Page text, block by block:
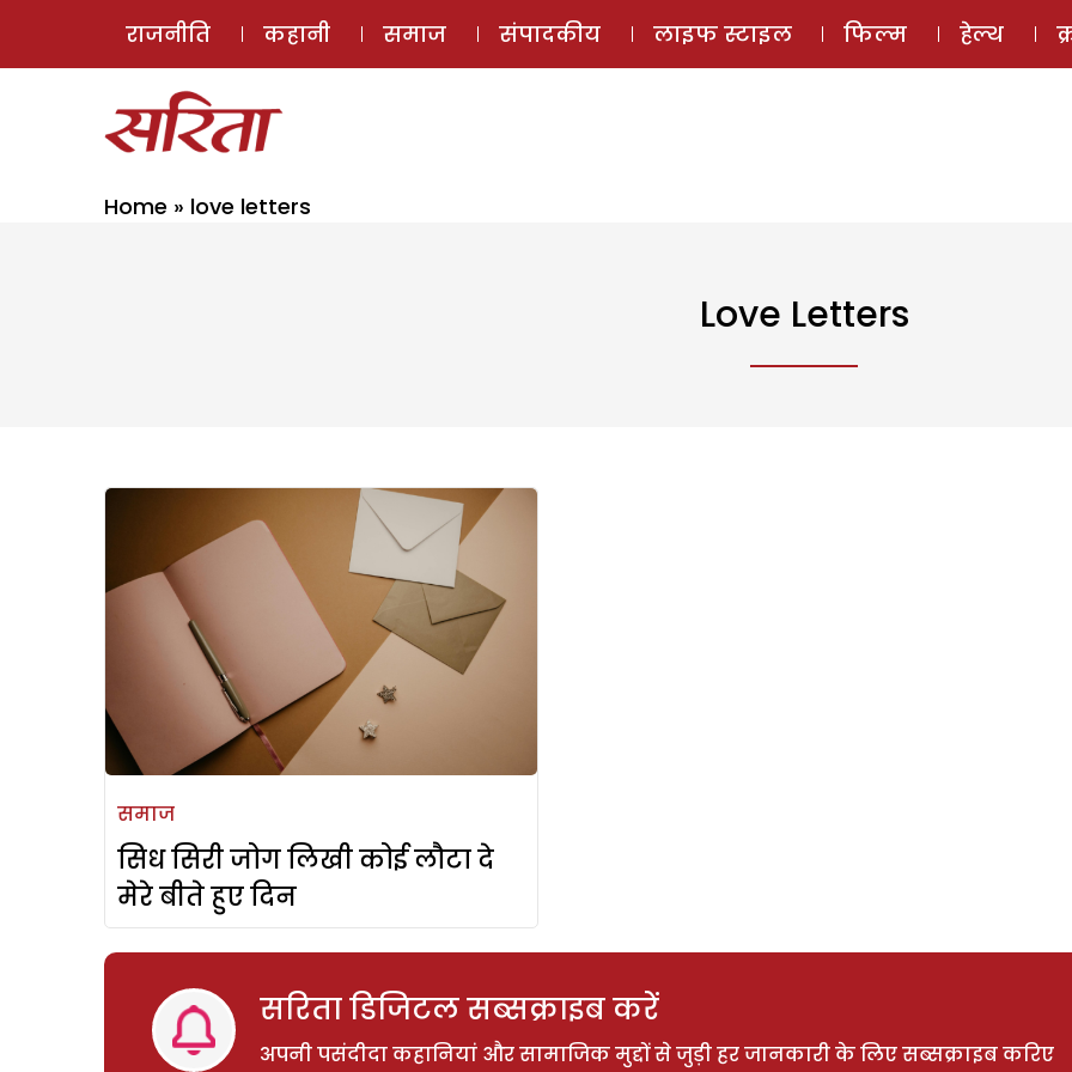
ई-मैगज़ीन
राजनीति कहानी समाज संपादकीय लाइफ स्टाइल फिल्म हेल्थ
Home » love letters
Love Letters
समाज
सिध सिरी जोग लिखी कोई लौटा दे
मेरे बीते हुए दिन
सरिता डिजिटल सब्सक्राइब करें
अपनी पसंदीदा कहानियां और सामाजिक मुद्दों से जुड़ी हर जानकारी के लिए सब्सक्राइब करिए